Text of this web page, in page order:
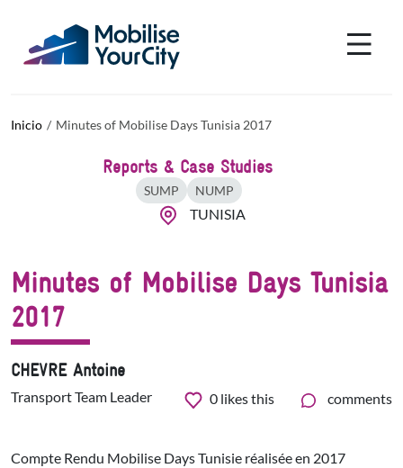
Inicio Minutes of Mobilise Days Tunisia 2017
Reports & Case Studies
SUMP NUMP
TUNISIA
Minutes of Mobilise Days Tunisia
2017
CHEVRE Antoine
Transport Team Leader 0 likes this comments
Compte Rendu Mobilise Days Tunisie réalisée en 2017